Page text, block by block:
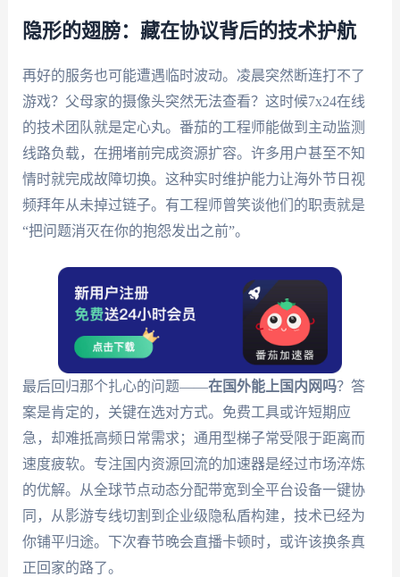
隐形的翅膀：藏在协议背后的技术护航
再好的服务也可能遭遇临时波动。凌晨突然断连打不了
游戏？父母家的摄像头突然无法查看？这时候7x24在线
的技术团队就是定心丸。番茄的工程师能做到主动监测
线路负载，在拥堵前完成资源扩容。许多用户甚至不知
情时就完成故障切换。这种实时维护能力让海外节日视
频拜年从未掉过链子。有工程师曾笑谈他们的职责就是
“把问题消灭在你的抱怨发出之前”。
最后回归那个扎心的问题——在国外能上国内网吗？答
案是肯定的，关键在选对方式。免费工具或许短期应
急，却难抵高频日常需求；通用型梯子常受限于距离而
速度疲软。专注国内资源回流的加速器是经过市场淬炼
的优解。从全球节点动态分配带宽到全平台设备一键协
同，从影游专线切割到企业级隐私盾构建，技术已经为
你铺平归途。下次春节晚会直播卡顿时，或许该换条真
正回家的路了。